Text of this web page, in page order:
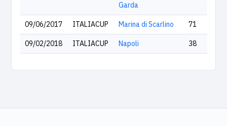
Garda
09/06/2017 ITALIACUP Marina di Scarlino 71
09/02/2018 ITALIACUP Napoli 38